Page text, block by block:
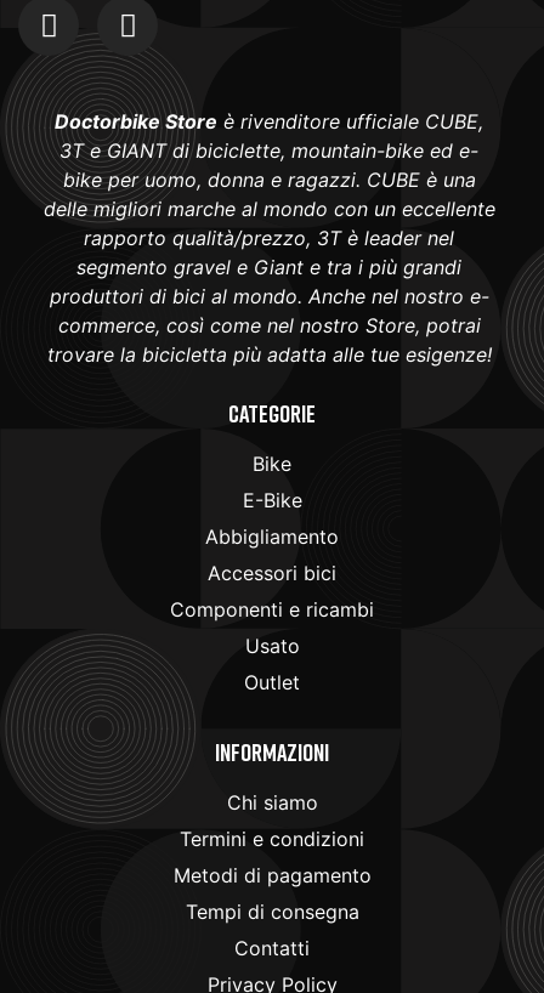
Doctorbike Store è rivenditore ufficiale CUBE,
3T e GIANT di biciclette, mountain-bike ed e-
bike per uomo, donna e ragazzi. CUBE è una
delle migliori marche al mondo con un eccellente
rapporto qualità/prezzo, 3T è leader nel
segmento gravel e Giant e tra i più grandi
produttori di bici al mondo. Anche nel nostro e-
commerce, così come nel nostro Store, potrai
trovare la bicicletta più adatta alle tue esigenze!
Categorie
Bike
E-Bike
Abbigliamento
Accessori bici
Componenti e ricambi
Usato
Outlet
Informazioni
Chi siamo
Termini e condizioni
Metodi di pagamento
Tempi di consegna
Contatti
Privacy Policy